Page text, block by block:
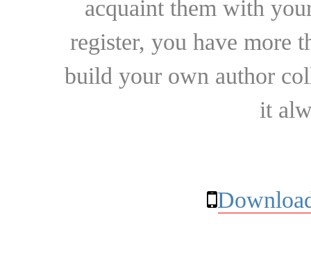
acquaint them with
register, you have more
build your own author
it